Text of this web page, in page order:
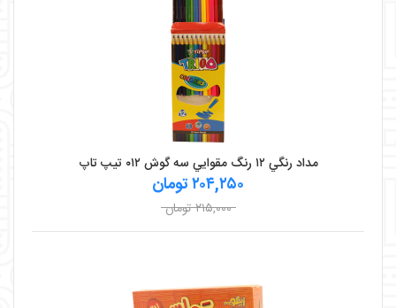
مداد رنگي ۱۲ رنگ مقوايي سه گوش ۰۱۲ تيپ تاپ
۲۰۴,۲۵۰ تومان
۲۱۵,۰۰۰ تومان